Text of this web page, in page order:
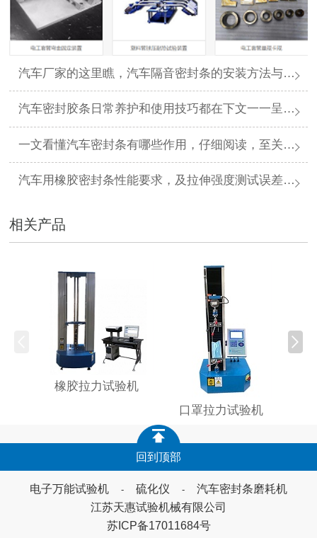
汽车厂家的这里瞧，汽车隔音密封条的安装方法与步骤看下文一目了然哦
汽车密封胶条日常养护和使用技巧都在下文一一呈现哦
一文看懂汽车密封条有哪些作用，仔细阅读，至关重要哦！
汽车用橡胶密封条性能要求，及拉伸强度测试误差案例分析
相关产品
橡胶拉力试验机
口罩拉力试验机
回到顶部
电子万能试验机 - 硫化仪 -
汽车密封条磨耗机
江苏天惠试验机械有限公司
苏ICP备17011684号